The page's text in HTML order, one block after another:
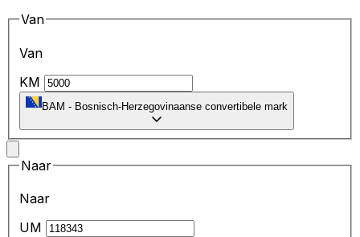
Van
Van
KM
BAM - Bosnisch-Herzegovinaanse convertibele mark
Naar
Naar
UM